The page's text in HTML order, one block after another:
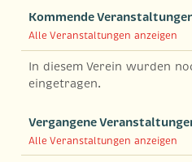
Kommende
Alle Veranstaltungen anzeigen
In diesem Verein wurden
eingetragen.
Vergangene
Alle Veranstaltungen anzeigen